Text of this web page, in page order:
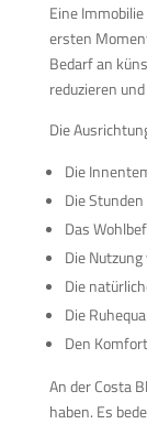
Eine
ersten
Bedarf an
reduzieren
Die
Die
Die
Das
Die
Die
Die
Den
An der Costa
haben. Es